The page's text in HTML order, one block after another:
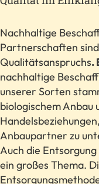
Nachhaltige
Partnerschaften
Qualitätsanspruchs.
nachhaltige
unserer Sorten
biologischem Anbau
Anbaupartner zu
Auch die
ein großes Thema.